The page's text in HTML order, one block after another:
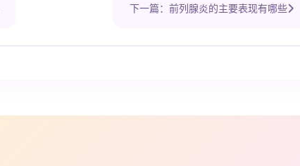
下一篇：前列腺炎的主要表现有哪些